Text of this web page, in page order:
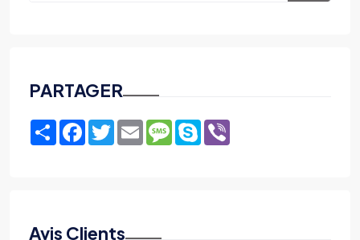
PARTAGER
ShareFacebook
TwitterEmailMessage
Skype
Avis Clients